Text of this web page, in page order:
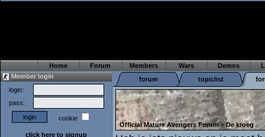
Home Forum Members Wars Demos
Member login
login:
pass:
cookie
click here to signup
forum topiclist
Official Mature Avengers Forum>De kroeg